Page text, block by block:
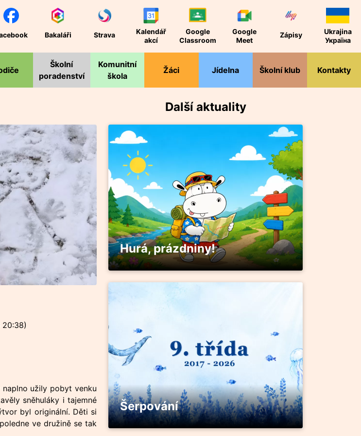
Bakaláři Strava
Kalendář
akcí
Google
Classroom
Google
Meet
Zápisy
Ukrajina
Україна
Školní
poradenství
Komunitní
škola
Žáci Jídelna Školní klub Kontakty
20:38)
užily pobyt venku
sněhuláky i tajemné
byl originální. Děti si
ve družině se tak
Další aktuality
Hurá, prázdniny!
Šerpování